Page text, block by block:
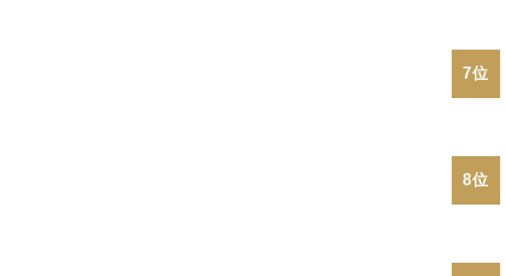
7位
8位